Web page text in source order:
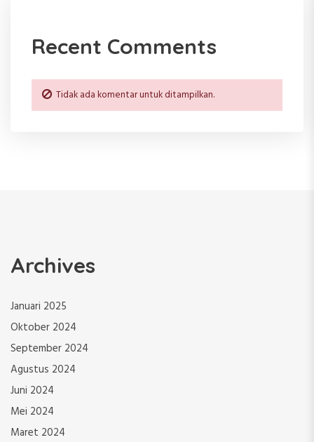
Recent Comments
Tidak ada komentar untuk ditampilkan.
Archives
Januari 2025
Oktober 2024
September 2024
Agustus 2024
Juni 2024
Mei 2024
Maret 2024